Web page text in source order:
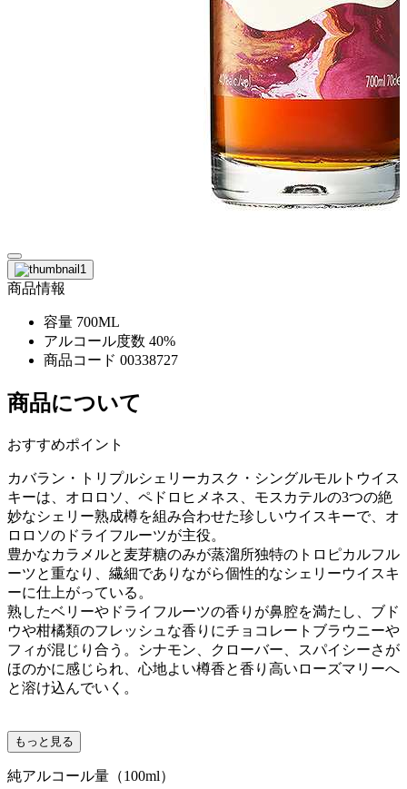
商品情報
容量 700ML
アルコール度数 40%
商品コード 00338727
商品について
おすすめポイント
カバラン・トリプルシェリーカスク・シングルモルトウイス
キーは、オロロソ、ペドロヒメネス、モスカテルの3つの絶
妙なシェリー熟成樽を組み合わせた珍しいウイスキーで、オ
ロロソのドライフルーツが主役。
豊かなカラメルと麦芽糖のみが蒸溜所独特のトロピカルフル
ーツと重なり、繊細でありながら個性的なシェリーウイスキ
ーに仕上がっている。
熟したベリーやドライフルーツの香りが鼻腔を満たし、ブド
ウや柑橘類のフレッシュな香りにチョコレートブラウニーや
フィが混じり合う。シナモン、クローバー、スパイシーさが
ほのかに感じられ、心地よい樽香と香り高いローズマリーへ
と溶け込んでいく。
もっと見る
純アルコール量（100ml）